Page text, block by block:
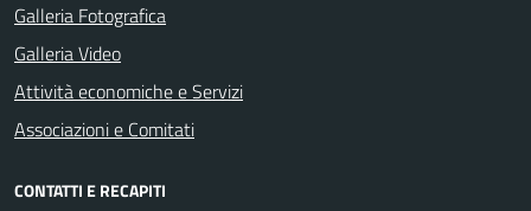
Galleria Fotografica
Galleria Video
Attività economiche e Servizi
Associazioni e Comitati
CONTATTI E RECAPITI